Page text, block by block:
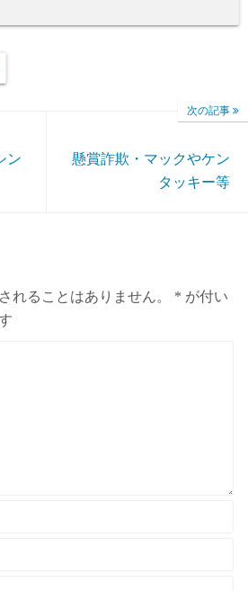
ン
次の記事
懸賞詐欺・マックやケン
タッキー等
れることはありません。 * が付い